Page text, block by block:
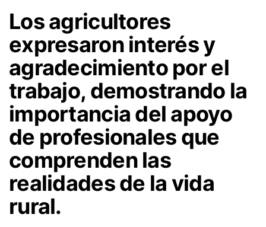
Los agricultores
expresaron interés y
agradecimiento por el
trabajo, demostrando la
importancia del apoyo
de profesionales que
comprenden las
realidades de la vida
rural.